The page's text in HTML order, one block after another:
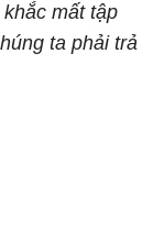
mất tập
ta phải trả